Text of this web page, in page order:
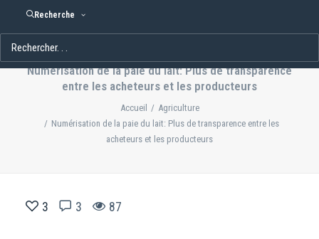
Recherche
Numérisation de la paie du lait: Plus de transparence
entre les acheteurs et les producteurs
Accueil
Agriculture
Numérisation de la paie du lait: Plus de transparence entre les
acheteurs et les producteurs
3 3 87